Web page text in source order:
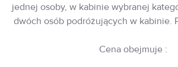
jednej osoby, w kabinie wybranej
dwóch osób podróżujących w kabinie.
Cena obejmuje :